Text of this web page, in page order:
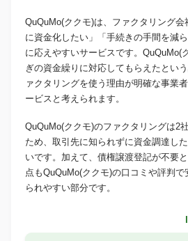
QuQuMo(ククモ)は、ファクタリング
に資金化したい」「手続きの手間を減
に応えやすいサービスです。QuQuMo(
ぎの資金繰りに対応してもらえたとい
ァクタリングを使う理由が明確な事業
ービスと考えられます。
QuQuMo(ククモ)のファクタリングは2
ため、取引先に知られずに資金調達し
いです。加えて、債権譲渡登記が不要
点もQuQuMo(ククモ)の口コミや評判
られやすい部分です。